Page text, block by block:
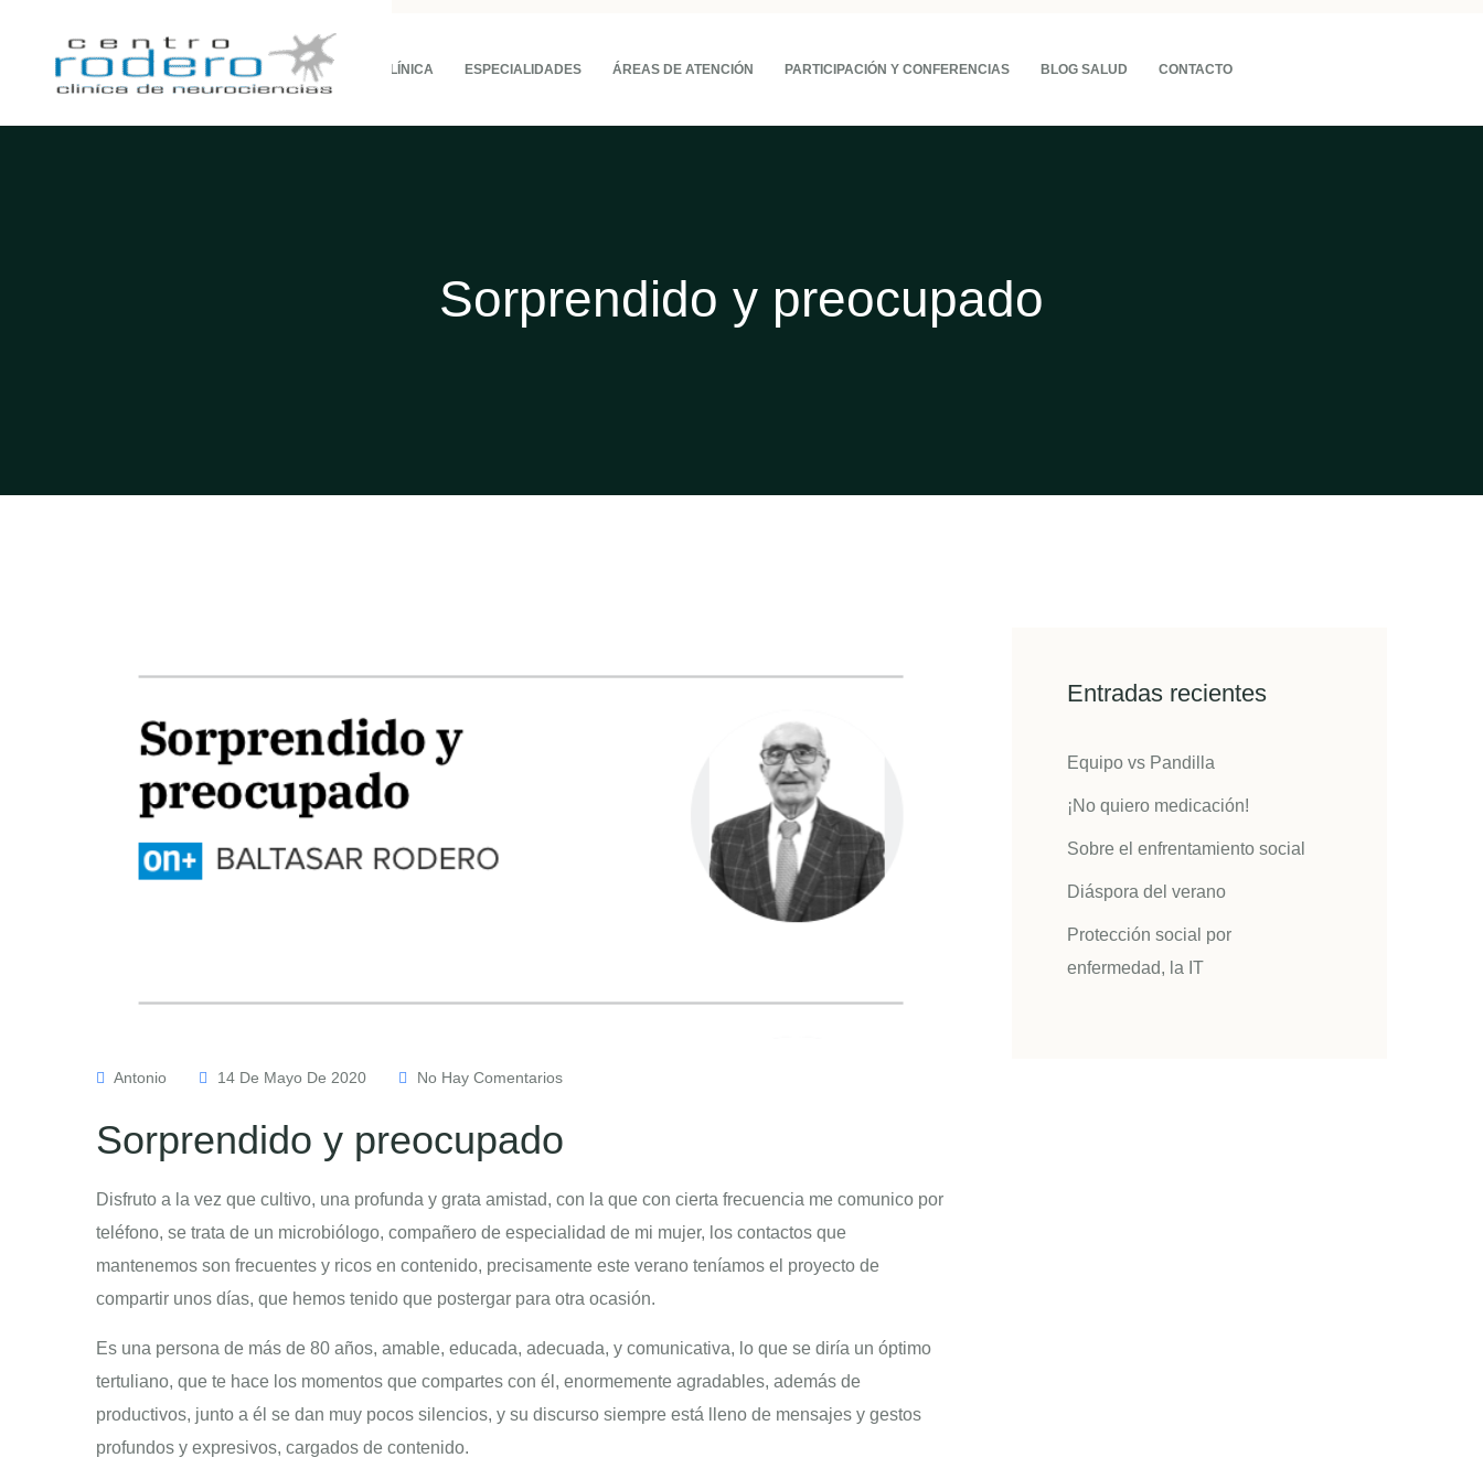
LA CLÍNICA ESPECIALIDADES ÁREAS DE ATENCIÓN PARTICIPACIÓN Y CONFERENCIAS BLOG SALUD CONTACTO
Sorprendido y preocupado
Antonio 14 De Mayo De 2020 No Hay Comentarios
Sorprendido y preocupado
Disfruto a la vez que cultivo, una profunda y grata amistad, con la que con cierta frecuencia me comunico por
teléfono, se trata de un microbiólogo, compañero de especialidad de mi mujer, los contactos que
mantenemos son frecuentes y ricos en contenido, precisamente este verano teníamos el proyecto de
compartir unos días, que hemos tenido que postergar para otra ocasión.
Es una persona de más de 80 años, amable, educada, adecuada, y comunicativa, lo que se diría un óptimo
tertuliano, que te hace los momentos que compartes con él, enormemente agradables, además de
productivos, junto a él se dan muy pocos silencios, y su discurso siempre está lleno de mensajes y gestos
profundos y expresivos, cargados de contenido.
Entradas recientes
Equipo vs Pandilla
¡No quiero medicación!
Sobre el enfrentamiento social
Diáspora del verano
Protección social por
enfermedad, la IT